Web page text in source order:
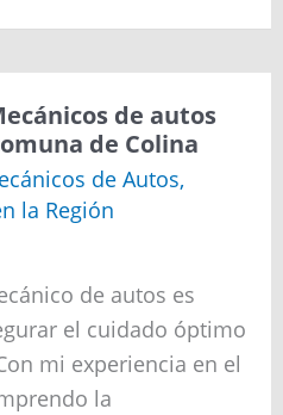
de autos
de Colina
de Autos,
la Región
de autos es
el cuidado óptimo
mi experiencia en el
la